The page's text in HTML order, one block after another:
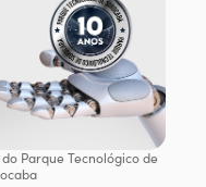
Parque Tecnológico de